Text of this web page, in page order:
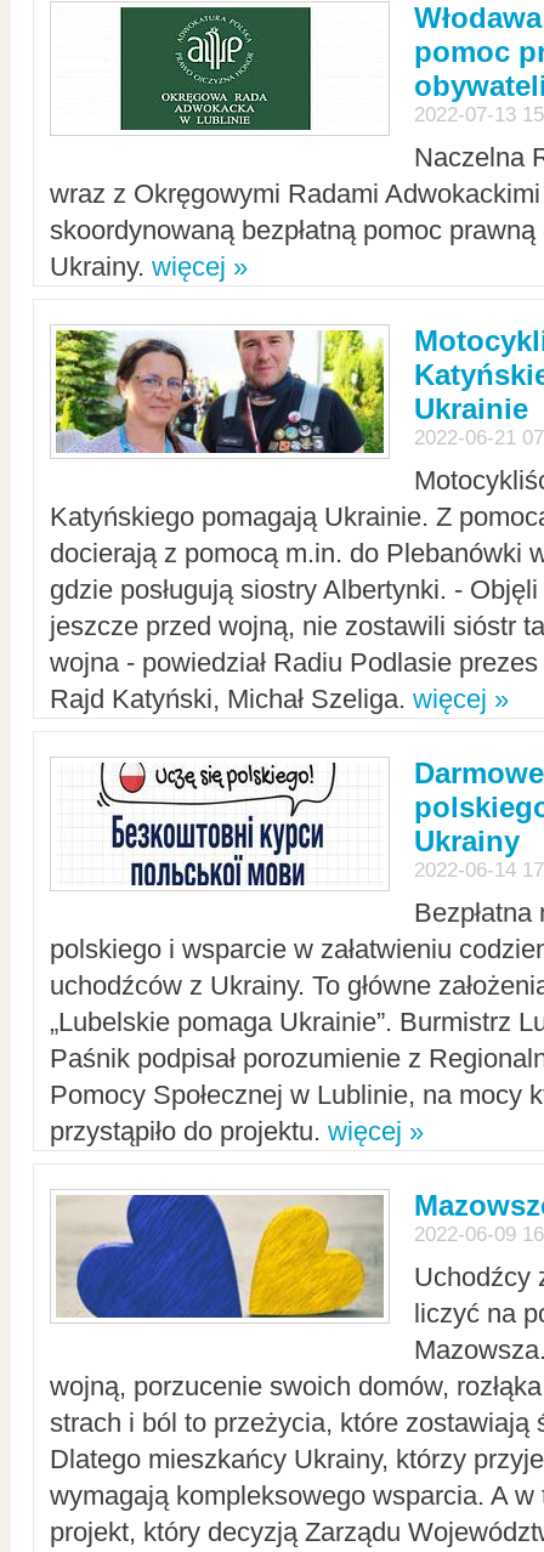
pomoc
2022-07-13
Naczelna
wraz z Okręgowymi Radami Adwokackimi
skoordynowaną bezpłatną pomoc
Ukrainy. więcej »
Ukrainie
2022-06-21
Katyńskiego pomagają Ukrainie. Z
docierają z pomocą m.in. do Plebanówki
gdzie posługują siostry Albertynki. -
jeszcze przed wojną, nie zostawili sióstr
wojna - powiedział Radiu Podlasie
Rajd Katyński, Michał Szeliga. więcej »
Ukrainy
2022-06-14
polskiego i wsparcie w załatwieniu
uchodźców z Ukrainy. To główne
„Lubelskie pomaga Ukrainie”. Burmistrz
Paśnik podpisał porozumienie z
Pomocy Społecznej w Lublinie, na mocy
przystąpiło do projektu. więcej »
2022-06-09
Uchodźcy
liczyć na
wojną, porzucenie swoich domów,
strach i ból to przeżycia, które zostawiają
Dlatego mieszkańcy Ukrainy, którzy
wymagają kompleksowego wsparcia. A w
projekt, który decyzją Zarządu